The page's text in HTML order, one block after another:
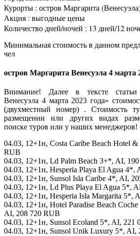
Курорты : остров Маргарита
Акция : выгодные цены
Количество дней/ночей : 13 дней/12
Минимальная стоимость в данном
чел
остров Маргарита Венесуэла 4 марта
Внимание! Далее в тексте статьи
Венесуэла 4 марта 2023 года»
(двухместный номер) . Стоимость
размещении или других видах
поиске туров или у наших менеджеров!
04.03, 12+1н, Costa Caribe Beach Hotel
RUB
04.03, 12+1н, Ld Palm Beach 3+*, AI,
04.03, 12+1н, Hesperia Playa El Agua 4*,
04.03, 12+1н, Sunsol Isla Caribe 4*, AI,
04.03, 12+1н, Ld Plus Playa El Agua 5*,
04.03, 12+1н, Hesperia Isla Margarita 5*,
04.03, 12+1н, Hotel Paradise Beach
AI, 208 720 RUB
04.03, 12+1н, Sunsol Ecoland 5*, AI, 221
04.03, 12+1н, Sunsol Unik Luxury 5*, AI,